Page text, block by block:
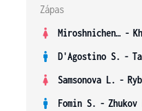
Zápas
Miroshnichenko V. -
D'Agostino S. -
Samsonova L. -
Fomin S. - Zhukov